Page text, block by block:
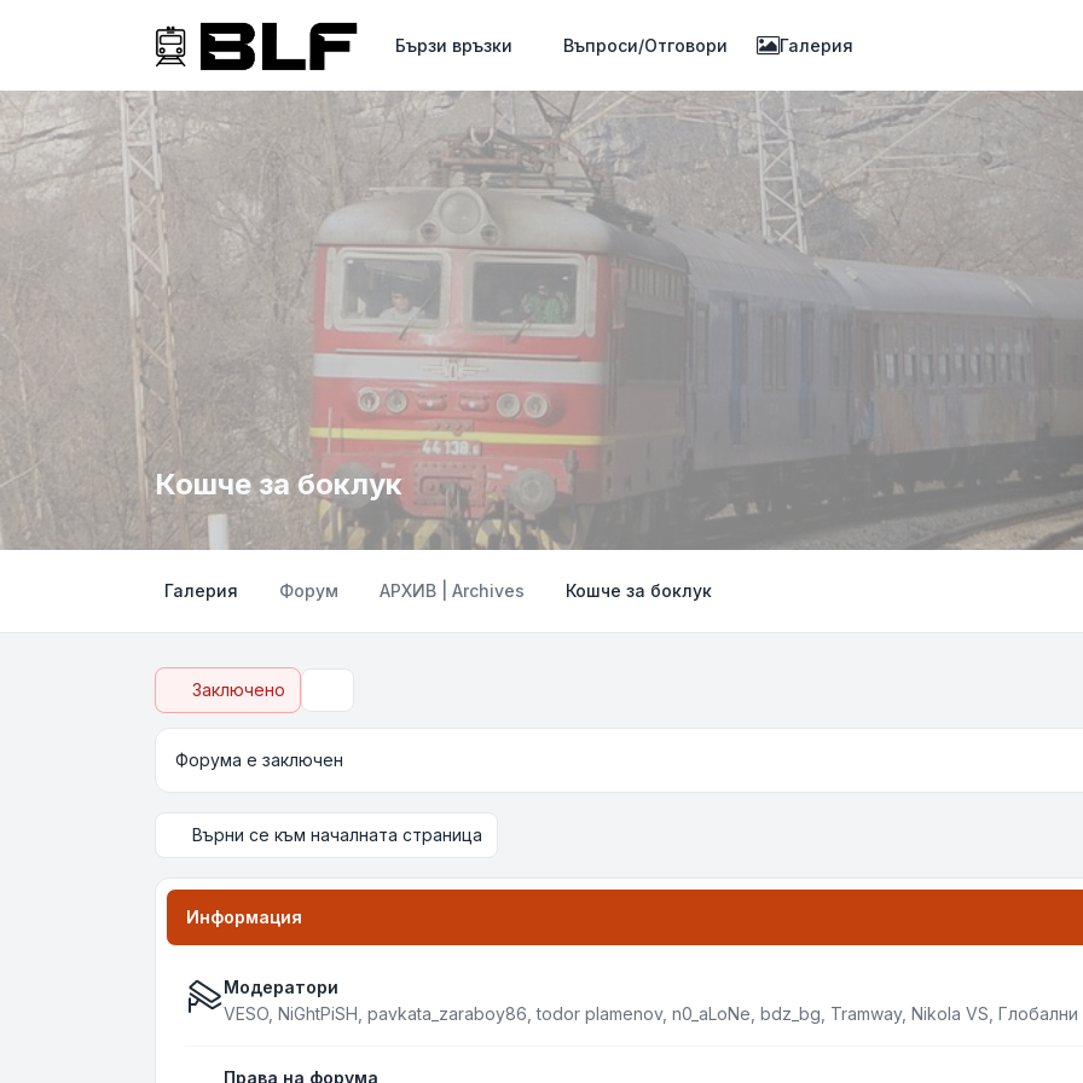
Бързи връзки Въпроси/Отговори Галерия
Кошче за боклук
Галерия Форум АРХИВ | Archives Кошче за боклук
Заключено
Форума е заключен
Върни се към началната страница
Информация
Модератори
VESO NiGhtPiSH pavkata_zaraboy86 ,todor plamenov, n0_aLoNe bdz_bg Tramway, Nikola VS
Права на форума